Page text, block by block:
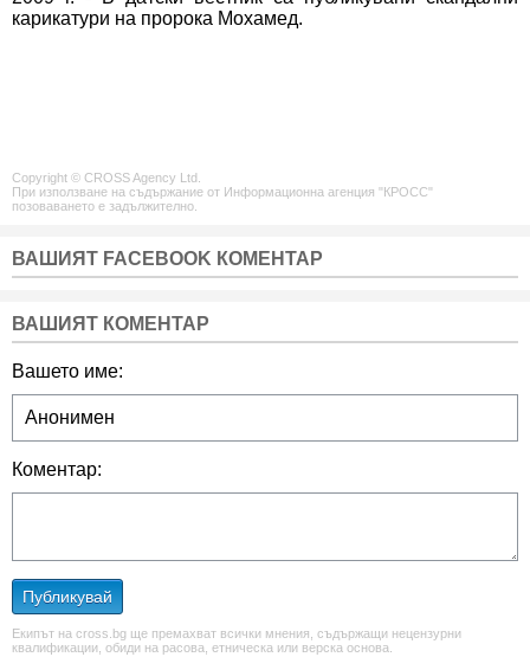
карикатури на пророка Мохамед.
Copyright © CROSS Agency Ltd.
При използване на съдържание от Информационна агенция "КРОСС"
позоваването е задължително.
ВАШИЯТ FACEBOOK КОМЕНТАР
ВАШИЯТ КОМЕНТАР
Вашето име:
Коментар:
Публикувай
Екипът на cross.bg ще премахват всички мнения, съдържащи нецензурни
квалификации, обиди на расова, етническа или верска основа.